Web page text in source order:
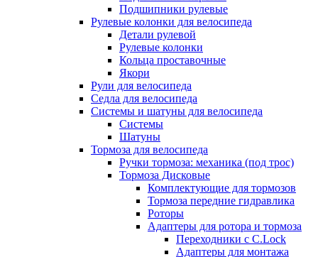
Подшипники рулевые
Рулевые колонки для велосипеда
Детали рулевой
Рулевые колонки
Кольца проставочные
Якори
Рули для велосипеда
Седла для велосипеда
Системы и шатуны для велосипеда
Системы
Шатуны
Тормоза для велосипеда
Ручки тормоза: механика (под трос)
Тормоза Дисковые
Комплектующие для тормозов
Тормоза передние гидравлика
Роторы
Адаптеры для ротора и тормоза
Переходники с C.Lock
Адаптеры для монтажа